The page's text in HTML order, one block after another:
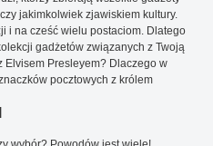
jakimkolwiek zjawiskiem kultury.
i na cześć wielu postaciom. Dlatego
gadżetów związanych z Twoją
Elvisem Presleyem? Dlaczego w
pocztowych z królem